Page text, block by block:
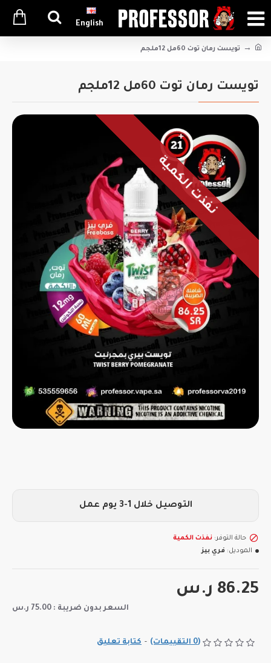
English
تويست رمان توت 60مل 12ملجم
تويست رمان توت 60مل 12ملجم
نفذت الكمية
(0 التقييمات) - كتابة تعليق
86.25 ر.س
السعر بدون ضريبة : 75.00 ر.س
حالة التوفر: نفذت الكمية
الموديل: فري بيز
التوصيل خلال 1-3 يوم عمل